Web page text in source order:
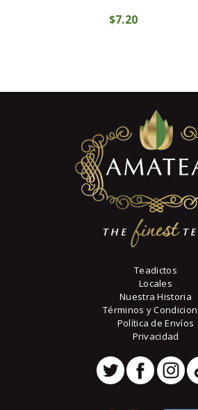
$7 20
Teadictos
Locales
Nuestra Historia
Términos y
Política de Envíos
Privacidad